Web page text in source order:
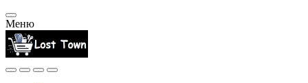
Меню